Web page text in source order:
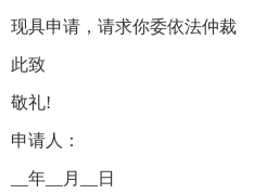
现具申请，请求你委依法仲裁
此致
敬礼!
申请人：
__年__月__日